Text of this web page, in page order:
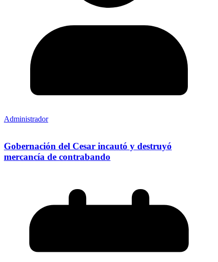
Administrador
Gobernación del Cesar incautó y destruyó
mercancía de contrabando